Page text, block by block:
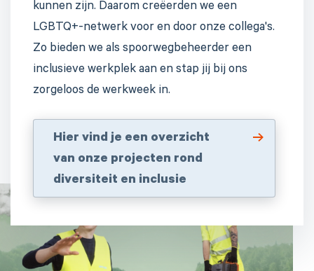
kunnen zijn. Daarom creëerden we een
LGBTQ+-netwerk voor en door onze collega's.
Zo bieden we als spoorwegbeheerder een
inclusieve werkplek aan en stap jij bij ons
zorgeloos de werkweek in.
Hier vind je een overzicht
van onze projecten rond
diversiteit en inclusie